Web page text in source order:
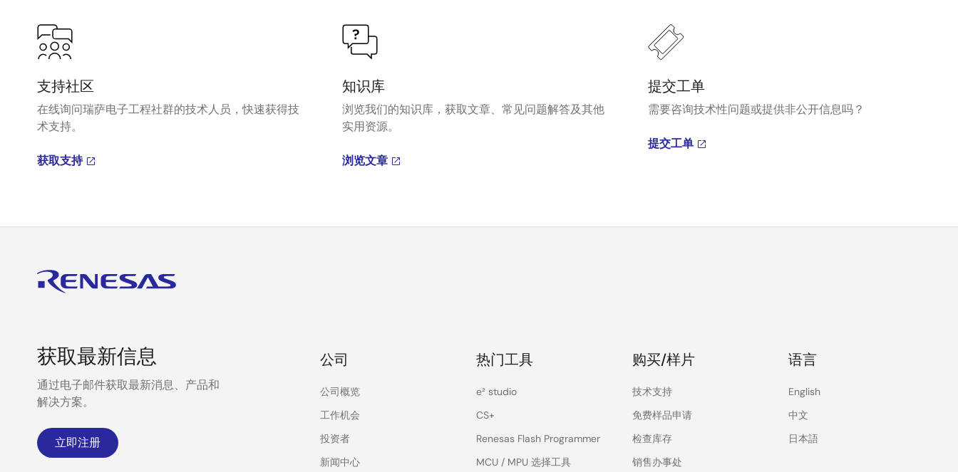
支持社区
在线询问瑞萨电子工程社群的技术人员，快速获得技
术支持。
获取支持
知识库
浏览我们的知识库，获取文章、常见问题解答及其他
实用资源。
浏览文章
提交工单
需要咨询技术性问题或提供非公开信息吗？
提交工单
获取最新信息
通过电子邮件获取最新消息、产品和
解决方案。
立即注册
公司
公司概览
工作机会
投资者
新闻中心
热门工具
e² studio
CS+
Renesas Flash Programmer
MCU / MPU 选择工具
购买/样片
技术支持
免费样品申请
检查库存
销售办事处
语言
English
中文
日本語